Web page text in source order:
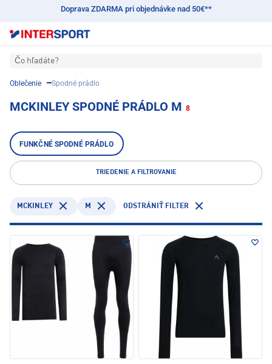
Doprava ZDARMA pri objednávke nad 50€**
Čo hľadáte?
Oblečenie Spodné prádlo
MCKINLEY SPODNÉ PRÁDLO M 8
FUNKČNÉ SPODNÉ PRÁDLO
TRIEDENIE A FILTROVANIE
MCKINLEY M ODSTRÁNIŤ FILTER